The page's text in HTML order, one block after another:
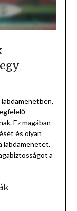
Ez magában
és olyan
labdamenetet,
a